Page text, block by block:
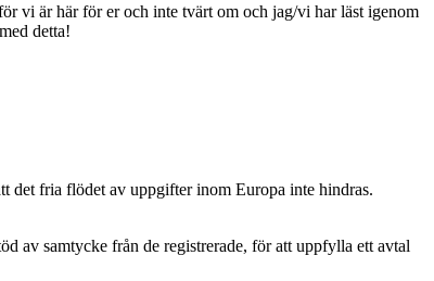
vi är här för er och inte tvärt om och jag/vi har läst igenom
detta!
det fria flödet av uppgifter inom Europa inte hindras.
av samtycke från de registrerade, för att uppfylla ett avtal